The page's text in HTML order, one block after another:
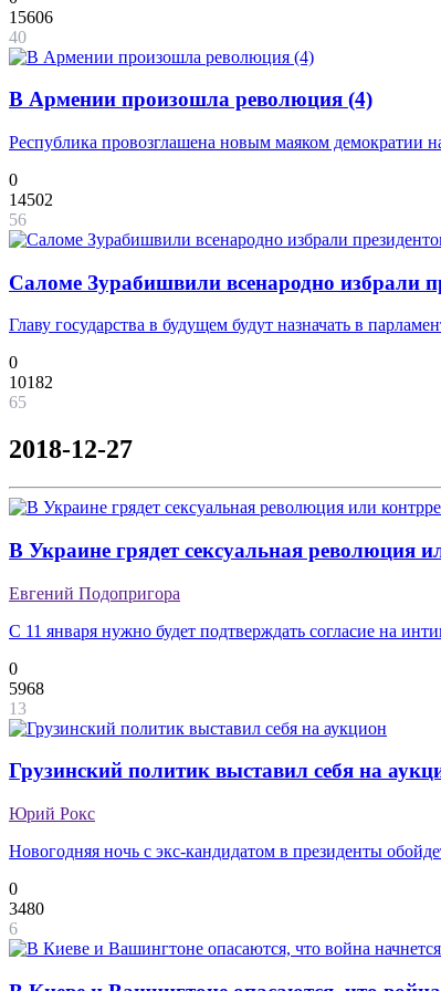
15606
40
В Армении произошла революция (4)
Республика провозглашена новым маяком демократии
0
14502
56
Саломе Зурабишвили всенародно избрали
Главу государства в будущем будут назначать в
0
10182
65
2018-12-27
В Украине грядет сексуальная революция
Евгений Подопригора
С 11 января нужно будет подтверждать согласие на
0
5968
13
Грузинский политик выставил себя на
Юрий Рокс
Новогодняя ночь с экс-кандидатом в президенты
0
3480
6